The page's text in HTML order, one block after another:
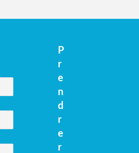
P
r
e
n
d
r
e
r